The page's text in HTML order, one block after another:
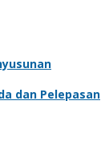
dan Pelepasan